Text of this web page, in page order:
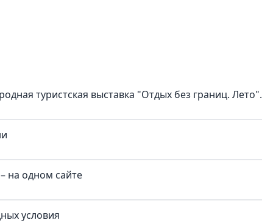
туристская выставка "Отдых без границ. Лето".
на одном сайте
условия